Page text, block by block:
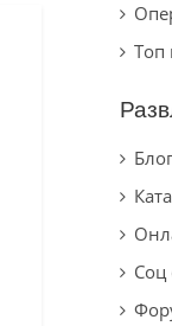
Топ
Соц